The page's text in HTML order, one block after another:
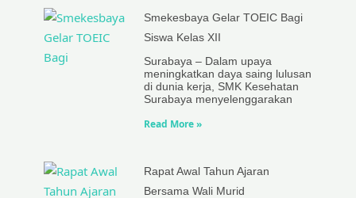
Smekesbaya Gelar TOEIC Bagi
Siswa Kelas XII
Surabaya – Dalam upaya
meningkatkan daya saing lulusan
di dunia kerja, SMK Kesehatan
Surabaya menyelenggarakan
Read More »
Rapat Awal Tahun Ajaran
Bersama Wali Murid